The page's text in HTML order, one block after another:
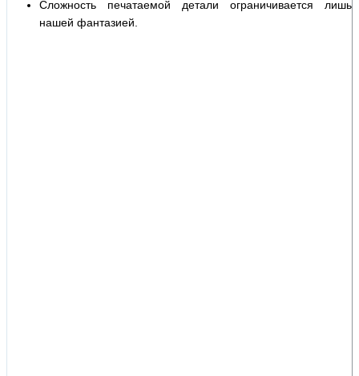
Сложность печатаемой детали ограничивается лишь
нашей фантазией.